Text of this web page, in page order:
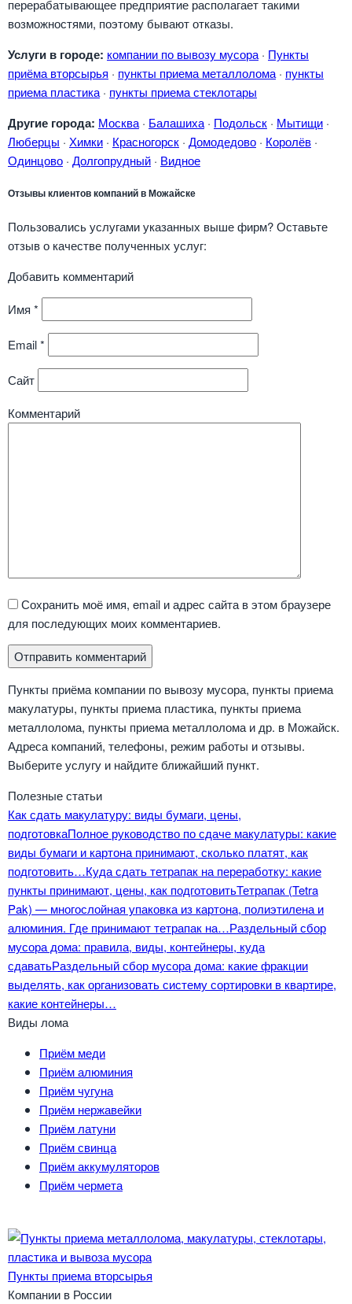
перерабатывающее предприятие располагает такими
возможностями, поэтому бывают отказы.
Услуги в городе: компании по вывозу мусора · Пункты
приёма вторсырья · пункты приема металлолома · пункты
приема пластика · пункты приема стеклотары
Другие города: Москва · Балашиха · Подольск · Мытищи ·
Люберцы · Химки · Красногорск · Домодедово · Королёв ·
Одинцово · Долгопрудный · Видное
Отзывы клиентов компаний в Можайске
Пользовались услугами указанных выше фирм? Оставьте
отзыв о качестве полученных услуг:
Добавить комментарий
Имя *
Email*
Сайт
Комментарий
Сохранить моё имя, email и адрес сайта в этом браузере
для последующих моих комментариев.
Пункты приёма компании по вывозу мусора, пункты приема
макулатуры, пункты приема пластика, пункты приема
металлолома, пункты приема металлолома и др. в Можайск.
Адреса компаний, телефоны, режим работы и отзывы.
Выберите услугу и найдите ближайший пункт.
Полезные статьи
Как сдать макулатуру: виды бумаги, цены,
подготовкаПолное руководство по сдаче макулатуры: какие
виды бумаги и картона принимают, сколько платят, как
подготовить…Куда сдать тетрапак на переработку: какие
пункты принимают, цены, как подготовитьТетрапак (Tetra
Pak) — многослойная упаковка из картона, полиэтилена и
алюминия. Где принимают тетрапак на…Раздельный сбор
мусора дома: правила, виды, контейнеры, куда
сдаватьРаздельный сбор мусора дома: какие фракции
выделять, как организовать систему сортировки в квартире,
какие контейнеры…
Виды лома
Приём меди
Приём алюминия
Приём чугуна
Приём нержавейки
Приём латуни
Приём свинца
Приём аккумуляторов
Приём чермета
Пункты приема вторсырья
Компании в России